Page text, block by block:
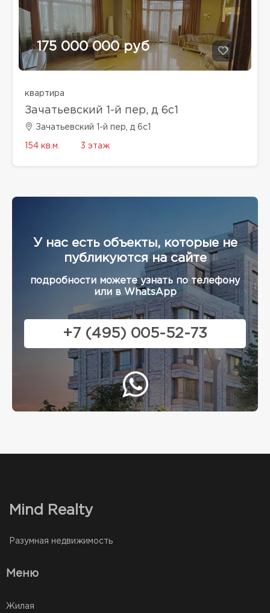
175 000 000 руб
квартира
Зачатьевский 1-й пер, д 6с1
Зачатьевский 1-й пер, д 6с1
154 кв.м. 3 этаж
У нас есть объекты, которые не
публикуются на сайте
подробности можете узнать по телефону
или в WhatsApp
+7 (495) 005-52-73
Mind Realty
Разумная недвижимость
Меню
Жилая